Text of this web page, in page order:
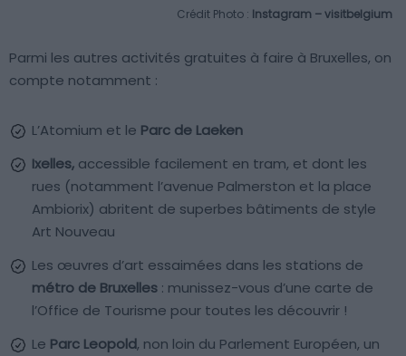
Crédit Photo : Instagram – visitbelgium
Parmi les autres activités gratuites à faire à Bruxelles, on
compte notamment :
L’Atomium et le Parc de Laeken
Ixelles, accessible facilement en tram, et dont les
rues (notamment l’avenue Palmerston et la place
Ambiorix) abritent de superbes bâtiments de style
Art Nouveau
Les œuvres d’art essaimées dans les stations de
métro de Bruxelles : munissez-vous d’une carte de
l’Office de Tourisme pour toutes les découvrir !
Le Parc Leopold, non loin du Parlement Européen, un